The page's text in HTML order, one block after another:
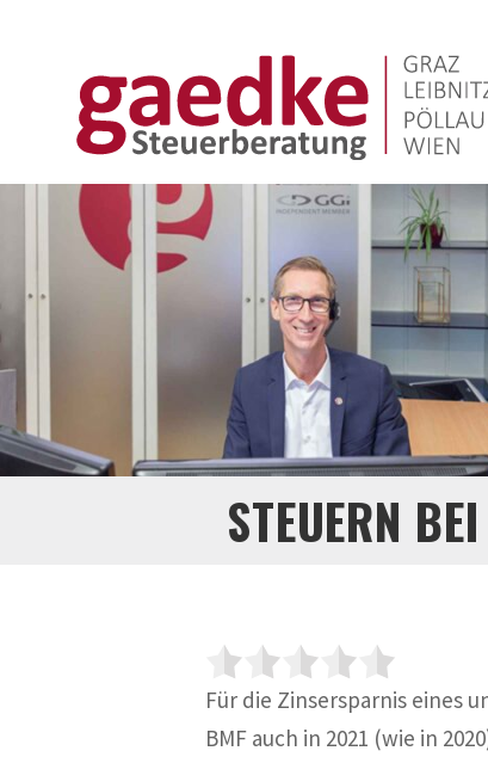
STEUERN
Für die Zinsersparnis eines
BMF auch in 2021 (wie in